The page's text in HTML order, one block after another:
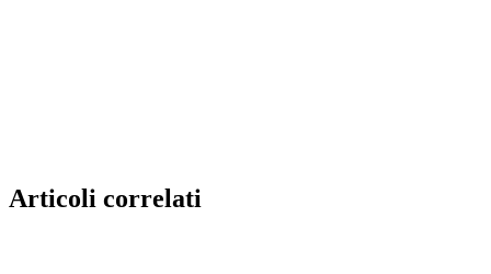
Articoli correlati